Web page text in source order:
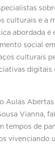
culturais e a
abordada é
social
culturais
digitais
Aulas Abertas
Vianna,
tempos de
vivenciando